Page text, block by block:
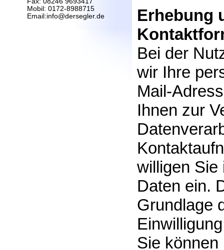
Mobil: 0172-8988715
Email:info@dersegler.de
Erhebung
Bei der
wir Ihre
Mail-
Ihnen zur
willigen Sie
Daten ein.
Grundlage
Sie können